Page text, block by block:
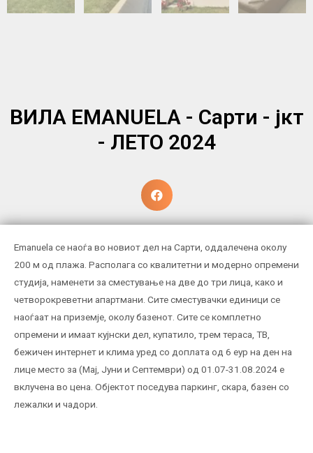
ВИЛА EMANUELA - Сарти - јкт
- ЛЕТО 2024
Emanuela се наоѓа во новиот дел на Сарти, оддалечена околу
200 м од плажа. Располага со квалитетни и модерно опремени
студија, наменети за сместување на две до три лица, како и
четворокреветни апартмани. Сите сместувачки единици се
наоѓаат на приземје, околу базенот. Сите се комплетно
опремени и имаат кујнски дел, купатило, трем тераса, ТВ,
бежичен интернет и клима уред со доплата од 6 еур на ден на
лице место за (Мај, Јуни и Септември) од 01.07-31.08.2024 е
вклучена во цена. Објектот поседува паркинг, скара, базен со
лежалки и чадори.